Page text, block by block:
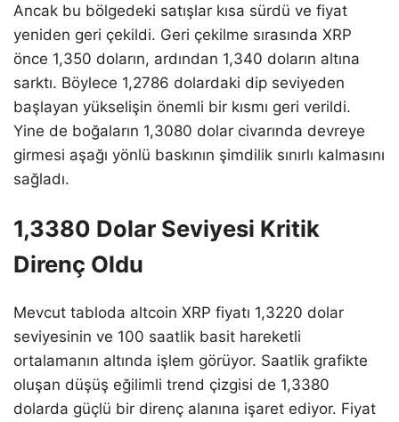
Ancak bu bölgedeki satışlar kısa sürdü ve fiyat
yeniden geri çekildi. Geri çekilme sırasında XRP
önce 1,350 doların, ardından 1,340 doların altına
sarktı. Böylece 1,2786 dolardaki dip seviyeden
başlayan yükselişin önemli bir kısmı geri verildi.
Yine de boğaların 1,3080 dolar civarında devreye
girmesi aşağı yönlü baskının şimdilik sınırlı kalmasını
sağladı.
1,3380 Dolar Seviyesi Kritik
Direnç Oldu
Mevcut tabloda altcoin XRP fiyatı 1,3220 dolar
seviyesinin ve 100 saatlik basit hareketli
ortalamanın altında işlem görüyor. Saatlik grafikte
oluşan düşüş eğilimli trend çizgisi de 1,3380
dolarda güçlü bir direnç alanına işaret ediyor. Fiyat